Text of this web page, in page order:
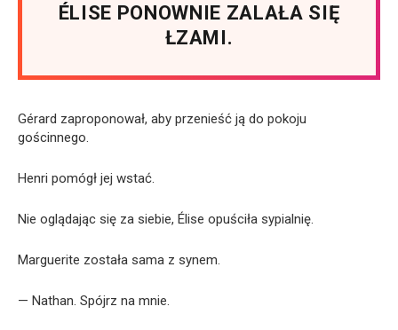
ÉLISE PONOWNIE ZALAŁA SIĘ
ŁZAMI.
Gérard zaproponował, aby przenieść ją do pokoju
gościnnego.
Henri pomógł jej wstać.
Nie oglądając się za siebie, Élise opuściła sypialnię.
Marguerite została sama z synem.
— Nathan. Spójrz na mnie.